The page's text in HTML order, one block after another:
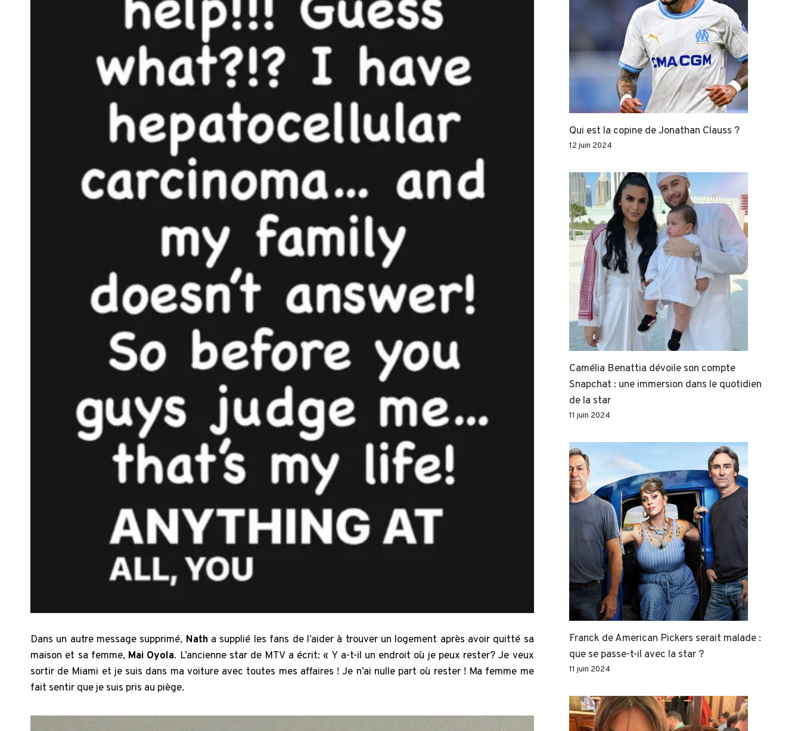
Dans un autre message supprimé, Nath a supplié les fans de l’aider à trouver un logement après avoir quitté sa
maison et sa femme, Mai Oyola. L’ancienne star de MTV a écrit: « Y a-t-il un endroit où je peux rester? Je veux
sortir de Miami et je suis dans ma voiture avec toutes mes affaires ! Je n’ai nulle part où rester ! Ma femme me
fait sentir que je suis pris au piège.
Qui est la copine de Jonathan Clauss ?
12 juin 2024
Camélia Benattia dévoile son compte
Snapchat : une immersion dans le quotidien
de la star
11 juin 2024
Franck de American Pickers serait malade :
que se passe-t-il avec la star ?
11 juin 2024